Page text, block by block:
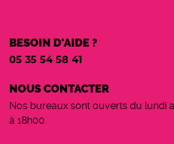
BESOIN D'AIDE ?
05 35 54 58 41
NOUS CONTACTER
Nos bureaux sont ouverts du lundi
à 18h00.